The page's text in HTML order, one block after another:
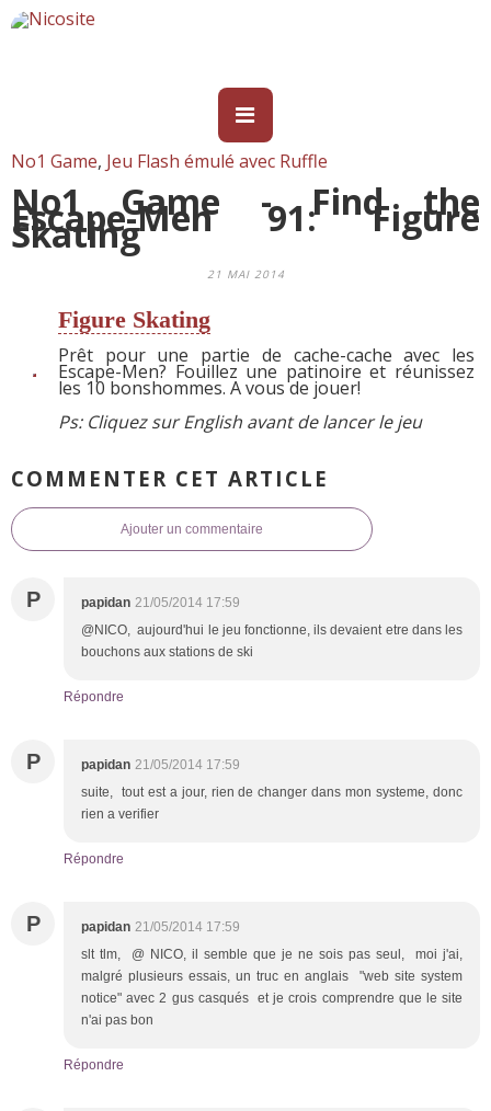
No1 Game, Jeu Flash émulé avec Ruffle
No1 Game - Find the
Escape-Men 91: Figure
Skating
21 MAI 2014
Figure Skating
Prêt pour une partie de cache-cache avec les
Escape-Men? Fouillez une patinoire et réunissez
les 10 bonshommes. A vous de jouer!
Ps: Cliquez sur English avant de lancer le jeu
COMMENTER CET ARTICLE
Ajouter un commentaire
P papidan 21/05/2014 17:59
@NICO, aujourd'hui le jeu fonctionne, ils devaient etre dans les
bouchons aux stations de ski
Répondre
P papidan 21/05/2014 17:59
suite, tout est a jour, rien de changer dans mon systeme, donc
rien a verifier
Répondre
P papidan 21/05/2014 17:59
slt tlm, @ NICO, il semble que je ne sois pas seul, moi j'ai,
malgré plusieurs essais, un truc en anglais "web site system
notice" avec 2 gus casqués et je crois comprendre que le site
n'ai pas bon
Répondre